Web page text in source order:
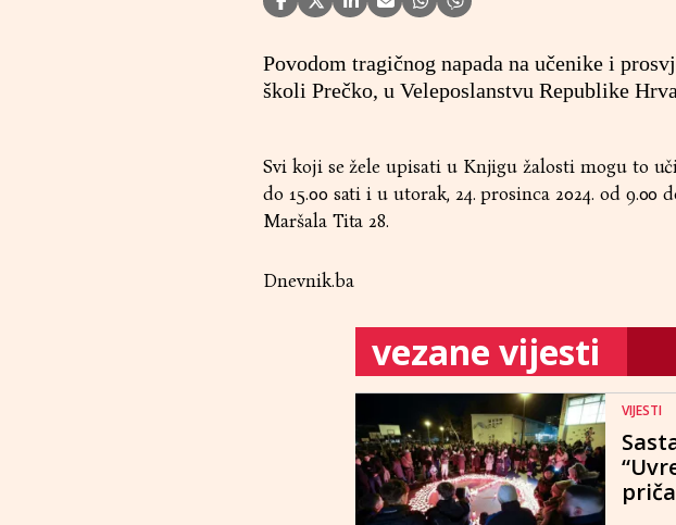
Povodom tragičnog napada na učenike i
školi Prečko, u Veleposlanstvu Republike
Svi koji se žele upisati u Knjigu žalosti mogu to
do 15.00 sati i u utorak, 24. prosinca 2024. od
Maršala Tita 28.
Dnevnik.ba
vezane vijesti
VIJESTI